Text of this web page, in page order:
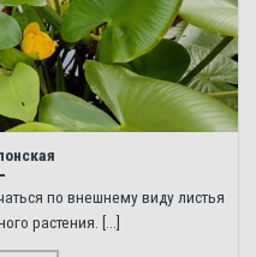
по внешнему виду листья
растения. [...]